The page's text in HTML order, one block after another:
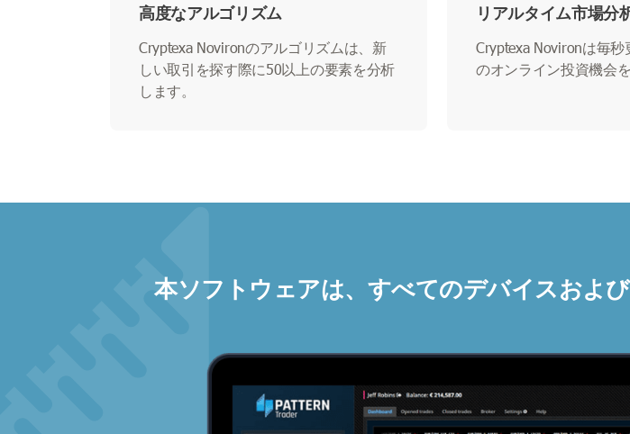
高度なアルゴリズム
Cryptexa Novironのアルゴリズムは、新
しい取引を探す際に50以上の要素を分析
します。
リアルタイム市場分
Cryptexa Novironは毎秒
のオンライン投資機会
本ソフトウェアは、すべてのデバイスおよ